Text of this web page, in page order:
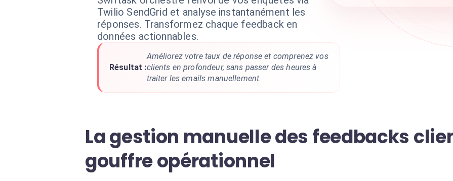
Twilio SendGrid et analyse instantanément les
réponses. Transformez chaque feedback en
données actionnables.
Résultat :
Améliorez votre taux de réponse et comprenez vos
clients en profondeur, sans passer des heures à
traiter les emails manuellement.
La gestion manuelle des feedbacks
gouffre opérationnel